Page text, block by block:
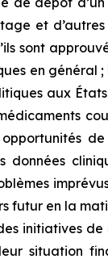
et
sont
en
aux
en la
initiatives
situation